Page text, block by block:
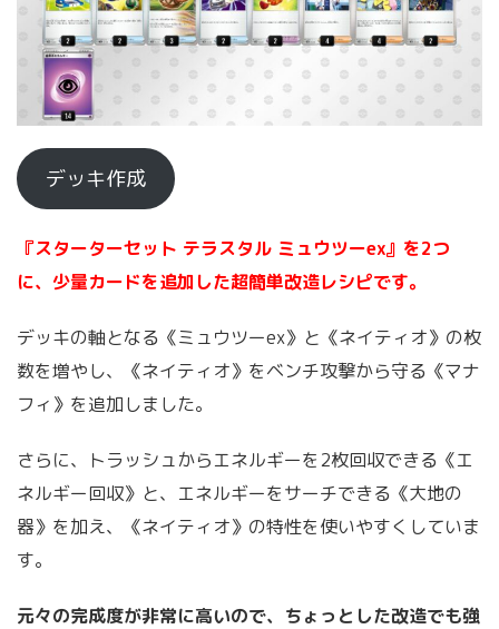
デッキ作成
『スターターセット テラスタル ミュウツーex』を2つ
に、少量カードを追加した超簡単改造レシピです。
デッキの軸となる《ミュウツーex》と《ネイティオ》の枚
数を増やし、《ネイティオ》をベンチ攻撃から守る《マナ
フィ》を追加しました。
さらに、トラッシュからエネルギーを2枚回収できる《エ
ネルギー回収》と、エネルギーをサーチできる《大地の
器》を加え、《ネイティオ》の特性を使いやすくしていま
す。
元々の完成度が非常に高いので、ちょっとした改造でも強